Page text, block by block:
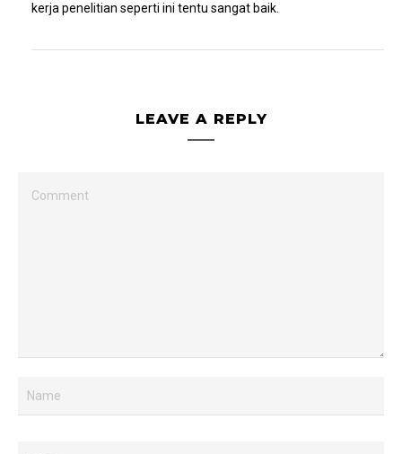
kerja penelitian seperti ini tentu sangat baik.
LEAVE A REPLY